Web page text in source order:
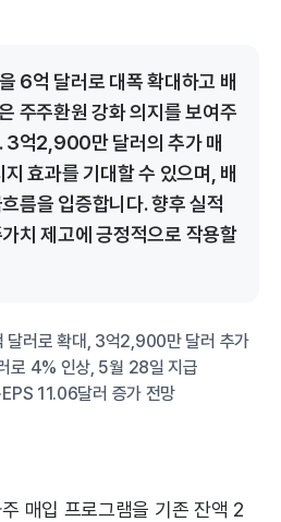
6억 달러로 대폭 확대하고 배
주주환원 강화 의지를 보여주
3억2,900만 달러의 추가 매
효과를 기대할 수 있으며, 배
름을 입증합니다. 향후 실적
치 제고에 긍정적으로 작용할
달러로 확대, 3억2,900만 달러 추가
로 4% 인상, 5월 28일 지급
11.06달러 증가 전망
매입 프로그램을 기존 잔액 2